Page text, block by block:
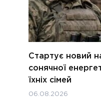
Стартує новий
сонячної
їхніх сімей
06.08.2026